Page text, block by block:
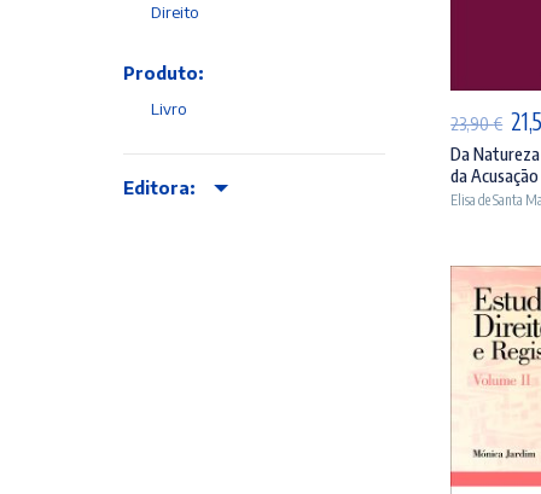
Direito
Produto:
Livro
Editora:
23,90€ O
Da Natureza
da
Elisa de Santa